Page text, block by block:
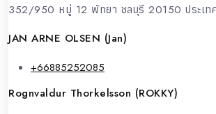
352/950 หมู่ 12 พัทยา ชลบุรี 20150 ประเท
JAN ARNE OLSEN (Jan)
+66885252085
Rognvaldur Thorkelsson (ROKKY)